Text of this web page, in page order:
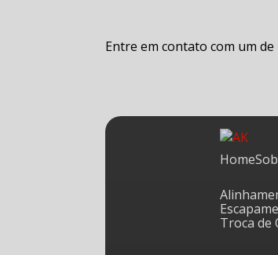
Entre em contato com um
Home
Troca de